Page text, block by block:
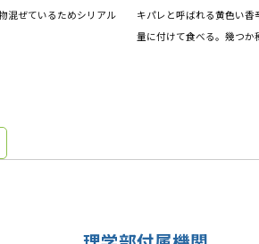
混ぜているためシリアル
キパレと呼ばれる黄色い
量に付けて食べる。幾つか